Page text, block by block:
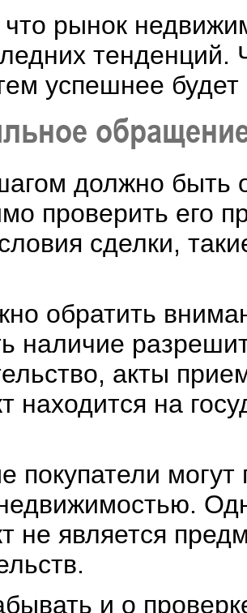
рынок
успешнее
должно быть
проверить его
сделки,
обратить
наличие
акты
находится на
покупатели
не является
и о